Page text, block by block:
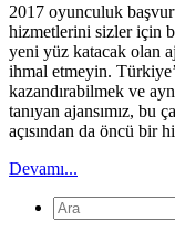
2017 oyunculuk
hizmetlerini sizler için
yeni yüz katacak olan
ihmal etmeyin.
kazandırabilmek ve
tanıyan ajansımız, bu
açısından da öncü bir
Devamı...